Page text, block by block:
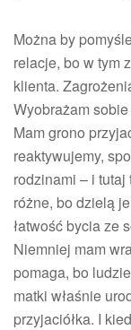
Można by
relacje, bo w tym
klienta.
Wyobrażam
Mam grono
reaktywujemy,
rodzinami – i tutaj
różne, bo dzielą
łatwość bycia ze
Niemniej mam
pomaga, bo
matki właśnie
przyjaciółka. I